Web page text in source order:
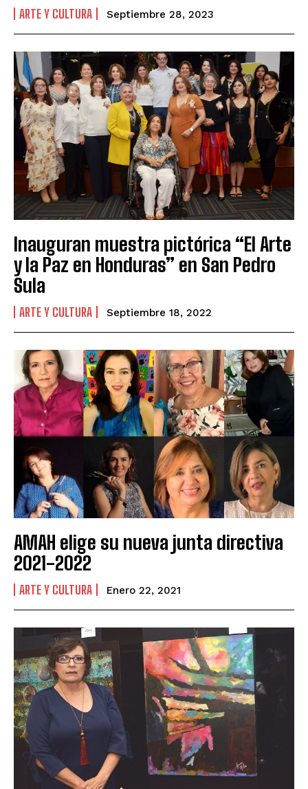
ARTE Y CULTURA Septiembre 28, 2023
Inauguran muestra pictórica “El Arte
y la Paz en Honduras” en San Pedro
Sula
ARTE Y CULTURA Septiembre 18, 2022
AMAH elige su nueva junta directiva
2021-2022
ARTE Y CULTURA Enero 22, 2021